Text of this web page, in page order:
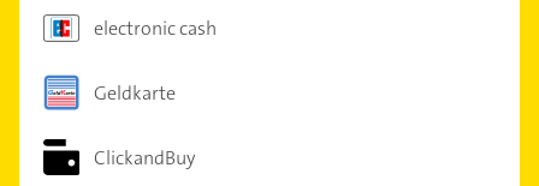
electronic cash
Geldkarte
ClickandBuy